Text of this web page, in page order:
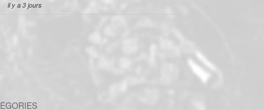
il y a 3 jours